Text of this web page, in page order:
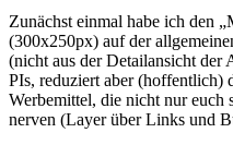
Zunächst einmal habe ich den
(300x250px) auf der
(nicht aus der Detailansicht
PIs, reduziert aber (hoffentlich)
Werbemittel, die nicht nur euch
nerven (Layer über Links und